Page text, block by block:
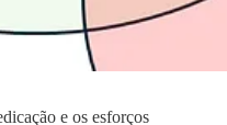
e os esforços